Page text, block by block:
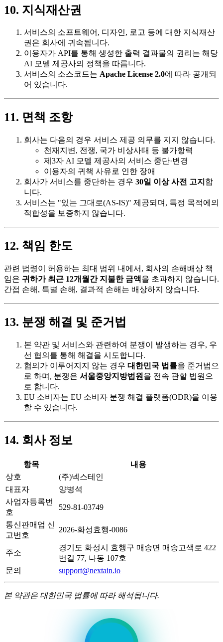
10. 지식재산권
서비스의 소프트웨어, 디자인, 로고 등에 대한 지식재산
권은 회사에 귀속됩니다.
이용자가 API를 통해 생성한 출력 결과물의 권리는 해당
AI 모델 제공사의 정책을 따릅니다.
서비스의 소스코드는 Apache License 2.0에 따라 공개되
어 있습니다.
11. 면책 조항
회사는 다음의 경우 서비스 제공 의무를 지지 않습니다.
천재지변, 전쟁, 국가 비상사태 등 불가항력
제3자 AI 모델 제공사의 서비스 중단·변경
이용자의 귀책 사유로 인한 장애
회사가 서비스를 중단하는 경우 30일 이상 사전 고지 합
니다.
서비스는 "있는 그대로(AS-IS)" 제공되며, 특정 목적에의
적합성을 보증하지 않습니다.
12. 책임 한도
관련 법령이 허용하는 최대 범위 내에서, 회사의 손해배상 책
임은 귀하가 최근 12개월간 지불한 금액을 초과하지 않습니다.
간접 손해, 특별 손해, 결과적 손해는 배상하지 않습니다.
13. 분쟁 해결 및 준거법
본 약관 및 서비스와 관련하여 분쟁이 발생하는 경우, 우
선 협의를 통해 해결을 시도합니다.
협의가 이루어지지 않는 경우 대한민국 법률을 준거법으
로 하며, 분쟁은 서울중앙지방법원 을 전속 관할 법원으
로 합니다.
EU 소비자는 EU 소비자 분쟁 해결 플랫폼(ODR)을 이용
할 수 있습니다.
14. 회사 정보
항목
내용
상호
(주)넥스테인
대표자
양병석
사업자등록번
호
529-81-03749
통신판매업 신
고번호
2026-화성효행-0086
주소
경기도 화성시 효행구 매송면 매송고색로 422
번길 77, 나동 107호
문의
support@nextain.io
본 약관은 대한민국 법률에 따라 해석됩니다.